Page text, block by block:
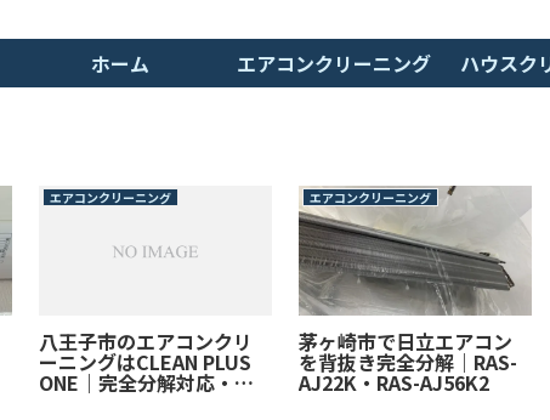
ホーム エアコンクリーニング ハウスク
エアコンクリーニング
八王子市のエアコンクリ
ーニングはCLEAN PLUS
ONE｜完全分解対応・プ
ロの技術で徹底洗浄！
エアコンクリーニング
茅ヶ崎市で日立エアコン
を背抜き完全分解｜RAS-
AJ22K・RAS-AJ56K2